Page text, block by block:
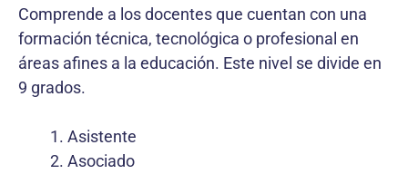
Comprende a los docentes que cuentan con una
formación técnica, tecnológica o profesional en
áreas afines a la educación. Este nivel se divide en
9 grados.
Asistente
Asociado